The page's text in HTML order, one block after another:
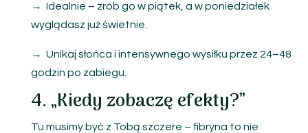
→ Idealnie – zrób go w piątek, a w poniedziałek
wyglądasz już świetnie.
→ Unikaj słońca i intensywnego wysiłku przez 24–48
godzin po zabiegu.
4. „Kiedy zobaczę efekty?”
Tu musimy być z Tobą szczere – fibryna to nie